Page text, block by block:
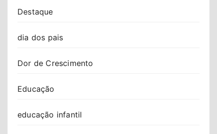
Destaque
dia dos pais
Dor de Crescimento
Educação
educação infantil